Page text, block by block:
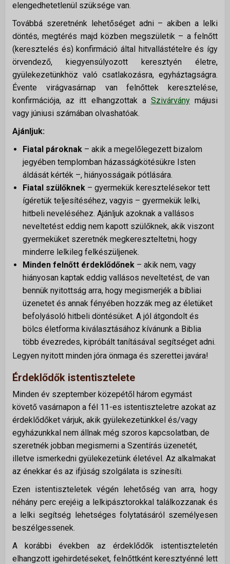
TÁMOGATÁS
Adakozás
Alapítvány
Önkéntes szolgálatok
ÚJ VAGYOK ITT
elengedhetetlenül szüksége van.
Továbbá szeretnénk lehetőséget adni – akiben a lelki
döntés, megtérés majd közben megszületik – a felnőtt
(keresztelés és) konfirmáció által hitvallástételre és így
örvendező, kiegyensúlyozott keresztyén életre,
gyülekezetünkhöz való csatlakozásra, egyháztagságra.
Évente virágvasárnap van felnőttek keresztelése,
konfirmációja, az itt elhangzottak a Szivárványmájusi
vagy júniusi számában olvashatóak.
Ajánljuk:
Fiatal pároknak – akik a megelőlegezett bizalom
jegyében templomban házasságkötésükre Isten
áldását kérték –, hiányosságaik pótlására.
Fiatal szülőknek – gyermekük keresztelésekor tett
ígéretük teljesítéséhez, vagyis – gyermekük lelki,
hitbeli neveléséhez. Ajánljuk azoknak a vallásos
neveltetést eddig nem kapott szülőknek, akik viszont
gyermeküket szeretnék megkereszteltetni, hogy
minderre lelkileg felkészüljenek.
Minden felnőtt érdeklődőnek – akik nem, vagy
hiányosan kaptak eddig vallásos neveltetést, de van
bennük nyitottság arra, hogy megismerjék a bibliai
üzenetet és annak fényében hozzák meg az életüket
befolyásoló hitbeli döntésüket. A jól átgondolt és
bölcs életforma kiválasztásához kívánunk a Biblia
több évezredes, kipróbált tanításával segítséget adni.
Legyen nyitott minden jóra önmaga és szerettei javára!
Érdeklődők istentisztelete
Minden év szeptember közepétől három egymást
követő vasárnapon a fél 11-es istentiszteletre azokat az
érdeklődőket várjuk, akik gyülekezetünkkel és/vagy
egyházunkkal nem állnak még szoros kapcsolatban, de
szeretnék jobban megismerni a Szentírás üzenetét,
illetve ismerkedni gyülekezetünk életével. Az alkalmakat
az énekkar és az ifjúság szolgálata is színesíti.
Ezen istentiszteletek végén lehetőség van arra, hogy
néhány perc erejéig a lelkipásztorokkal találkozzanak és
a lelki segítség lehetséges folytatásáról személyesen
beszélgessenek.
A korábbi években az érdeklődők istentiszteletén
elhangzott igehirdetéseket, felnőttként keresztyénné lett